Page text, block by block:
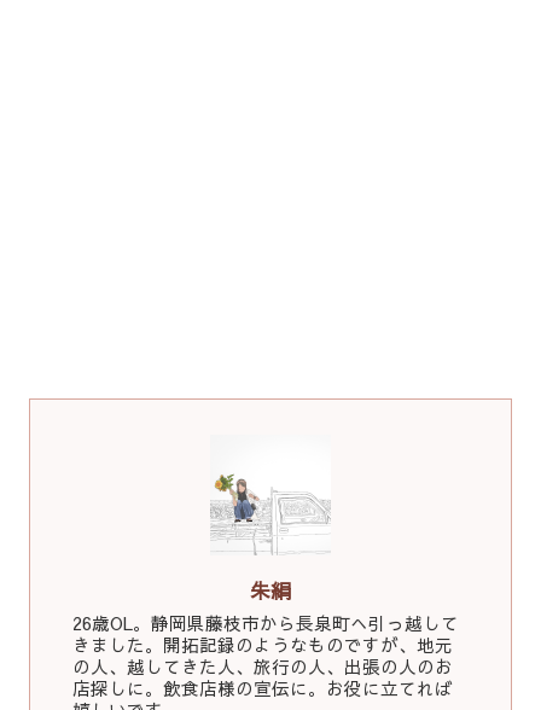
朱絹
26歳OL。静岡県藤枝市から長泉町へ引っ越して
きました。開拓記録のようなものですが、地元
の人、越してきた人、旅行の人、出張の人のお
店探しに。飲食店様の宣伝に。お役に立てれば